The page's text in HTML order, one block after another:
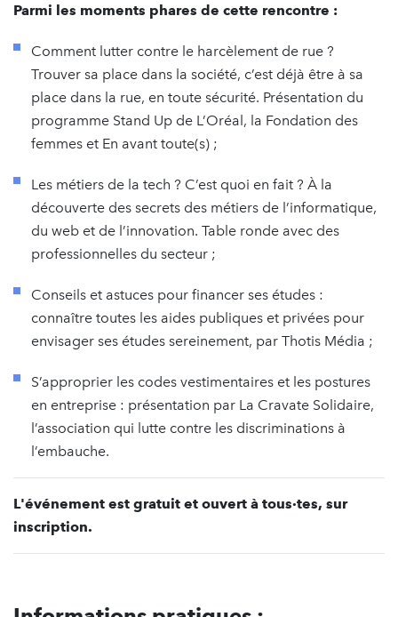
Parmi les moments phares de cette rencontre :
Comment lutter contre le harcèlement de rue ?
Trouver sa place dans la société, c’est déjà être à sa
place dans la rue, en toute sécurité. Présentation du
programme Stand Up de L’Oréal, la Fondation des
femmes et En avant toute(s) ;
Les métiers de la tech ? C’est quoi en fait ? À la
découverte des secrets des métiers de l’informatique,
du web et de l’innovation. Table ronde avec des
professionnelles du secteur ;
Conseils et astuces pour financer ses études :
connaître toutes les aides publiques et privées pour
envisager ses études sereinement, par Thotis Média ;
S’approprier les codes vestimentaires et les postures
en entreprise : présentation par La Cravate Solidaire,
l’association qui lutte contre les discriminations à
l’embauche.
L'événement est gratuit et ouvert à tous·tes, sur
inscription.